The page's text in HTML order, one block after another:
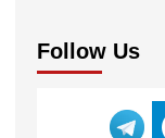
Follow Us